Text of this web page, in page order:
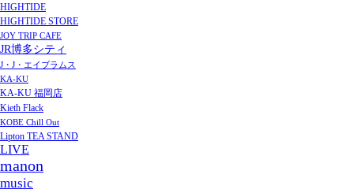
HIGHTIDE
HIGHTIDE STORE
JOY TRIP CAFE
JR博多シティ
J・J・エイブラムス
KA-KU
KA-KU 福岡店
Kieth Flack
KOBE Chill Out
Lipton TEA STAND
LIVE
manon
music